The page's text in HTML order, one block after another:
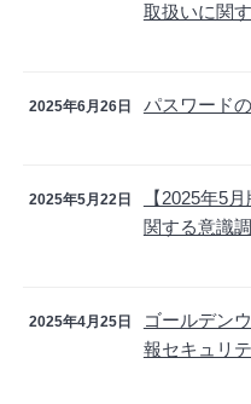
取扱いに関
2025年6月26日 パスワード
2025年5月22日
【2025年5
関する意識
2025年4月25日
ゴールデン
報セキュリ